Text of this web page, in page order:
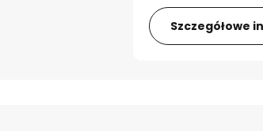
Szczegółowe